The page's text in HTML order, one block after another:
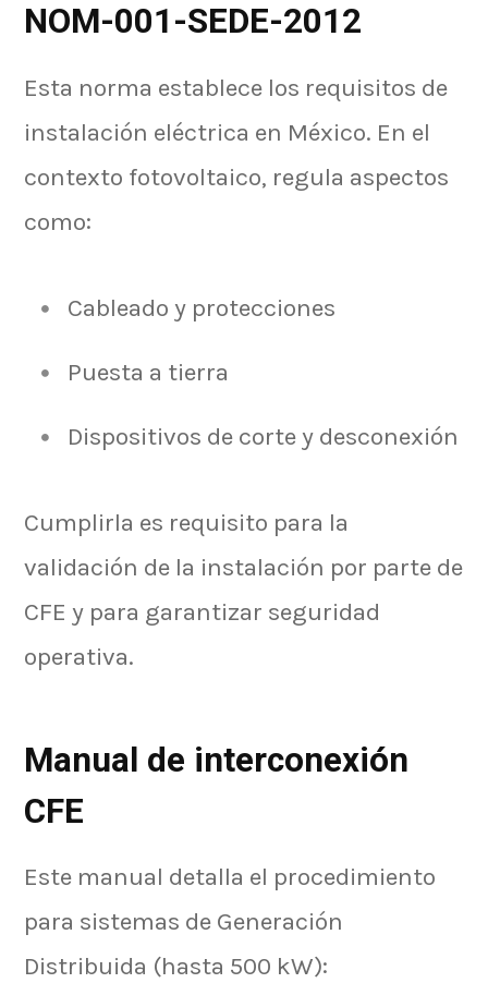
NOM-001-SEDE-2012
Esta norma establece los requisitos de
instalación eléctrica en México. En el
contexto fotovoltaico, regula aspectos
como:
Cableado y protecciones
Puesta a tierra
Dispositivos de corte y desconexión
Cumplirla es requisito para la
validación de la instalación por parte de
CFE y para garantizar seguridad
operativa.
Manual de interconexión
CFE
Este manual detalla el procedimiento
para sistemas de Generación
Distribuida (hasta 500 kW):